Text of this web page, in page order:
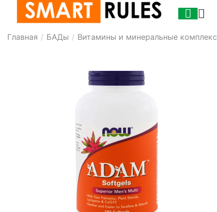
Главная / БАДы / Витамины и минеральные